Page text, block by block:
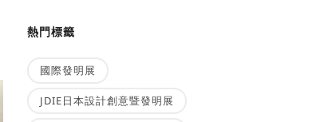
熱門標籤
國際發明展
JDIE日本設計創意暨發明展